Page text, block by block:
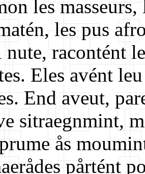
les masseurs,
les pus
racontént
Eles avént
End aveut,
sitraegnmint,
ås
pårtént